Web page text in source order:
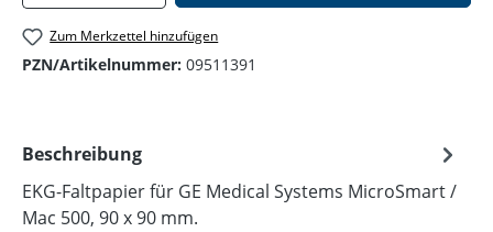
Zum Merkzettel hinzufügen
PZN/Artikelnummer: 09511391
Beschreibung
EKG-Faltpapier für GE Medical Systems MicroSmart /
Mac 500, 90 x 90 mm.